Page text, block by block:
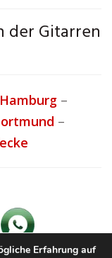
der Gitarren
Hamburg –
–
Erfahrung auf